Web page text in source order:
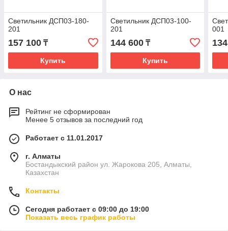
Светильник ДСП03-180-
201
157 100 ₸
Купить
Светильник ДСП03-100-
201
144 600₸
Купить
001
О нас
Рейтинг не сформирован
Менее 5 отзывов за последний год
Работает с 11.01.2017
г. Алматы
Бостандыкский район ул. Жарокова 205, Алматы,
Казахстан
Контакты
Сегодня работает с 09:00 до 19:00
Показать весь график работы